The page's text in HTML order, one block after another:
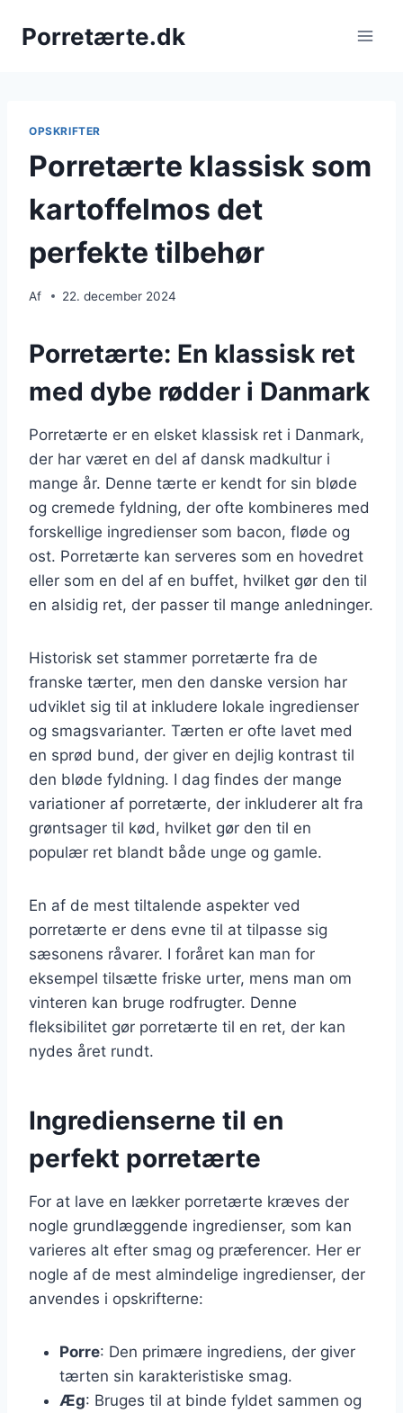
Porretærte.dk
OPSKRIFTER
Porretærte klassisk som
kartoffelmos det
perfekte tilbehør
Af 22. december 2024
Porretærte: En klassisk ret
med dybe rødder i Danmark
Porretærte er en elsket klassisk ret i Danmark,
der har været en del af dansk madkultur i
mange år. Denne tærte er kendt for sin bløde
og cremede fyldning, der ofte kombineres med
forskellige ingredienser som bacon, fløde og
ost. Porretærte kan serveres som en hovedret
eller som en del af en buffet, hvilket gør den til
en alsidig ret, der passer til mange anledninger.
Historisk set stammer porretærte fra de
franske tærter, men den danske version har
udviklet sig til at inkludere lokale ingredienser
og smagsvarianter. Tærten er ofte lavet med
en sprød bund, der giver en dejlig kontrast til
den bløde fyldning. I dag findes der mange
variationer af porretærte, der inkluderer alt fra
grøntsager til kød, hvilket gør den til en
populær ret blandt både unge og gamle.
En af de mest tiltalende aspekter ved
porretærte er dens evne til at tilpasse sig
sæsonens råvarer. I foråret kan man for
eksempel tilsætte friske urter, mens man om
vinteren kan bruge rodfrugter. Denne
fleksibilitet gør porretærte til en ret, der kan
nydes året rundt.
Ingredienserne til en
perfekt porretærte
For at lave en lækker porretærte kræves der
nogle grundlæggende ingredienser, som kan
varieres alt efter smag og præferencer. Her er
nogle af de mest almindelige ingredienser, der
anvendes i opskrifterne:
Porre: Den primære ingrediens, der giver
tærten sin karakteristiske smag.
Æg: Bruges til at binde fyldet sammen og